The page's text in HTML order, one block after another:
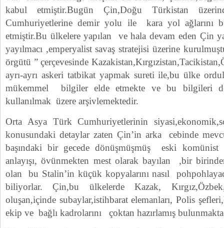
kabul etmiştir.Bugün Çin,Doğu Türkistan
Cumhuriyetlerine demir yolu ile kara yol ağlarını
etmiştir.Bu ülkelere yapılan ve hala devam eden Çin
yayılmacı ,emperyalist savaş stratejisi üzerine
örgütü ” çerçevesinde
ayrı-ayrı askeri tatbikat yapmak sureti ile,bu ülke
mükemmel bilgiler elde etmekte ve bu bilgileri
kullanılmak üzere arşivlemektedir.
Orta Asya Türk Cumhuriyetlerinin
konusundaki detaylar zaten Çin’in arka cebinde
başındaki bir gecede dönüşmüşmüş eski
anlayışı, övünmekten mest olarak bayılan ,bir
olan bu Stalin’in küçük kopyalarını nasıl
biliyorlar. Çin,bu ülkelerde Kazak,
oluşan,içinde subaylar,istihbarat elemanları, Polis
ekip ve bağlı kadrolarını çoktan hazırlamış